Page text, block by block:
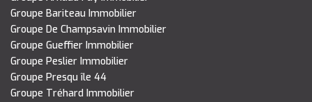
Groupe Bariteau Immobilier
Groupe De Champsavin Immobilier
Groupe Gueffier Immobilier
Groupe Peslier Immobilier
Groupe Presqu île 44
Groupe Tréhard Immobilier